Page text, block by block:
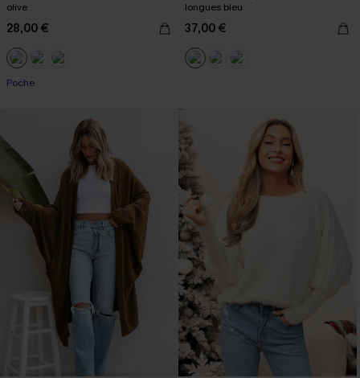
olive
28,00 €
Poche
longues bleu
37,00 €